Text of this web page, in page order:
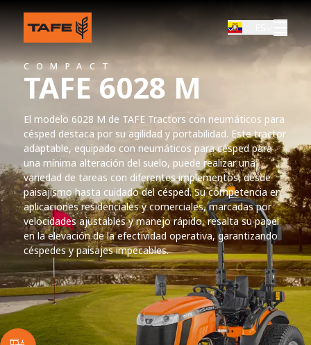
M
destaca por su
adaptables pueden
implementos, ya
Su rentabilidad y su
atractivos para quienes
confiables y diversas
un rendimiento de
con facilidad. Su
como industriales,
y manejo rápido,
de la efectividad
COMPACT
TAFE 6028 M
El modelo 6028 M de TAFE Tractors con neumáticos para
césped destaca por su agilidad y portabilidad. Este tractor
adaptable, equipado con neumáticos para césped para
una mínima alteración del suelo, puede realizar una
variedad de tareas con diferentes implementos, desde
paisajismo hasta cuidado del césped. Su competencia en
aplicaciones residenciales y comerciales, marcadas por
velocidades ajustables y manejo rápido, resalta su papel
en la elevación de la efectividad operativa, garantizando
céspedes y paisajes impecables.